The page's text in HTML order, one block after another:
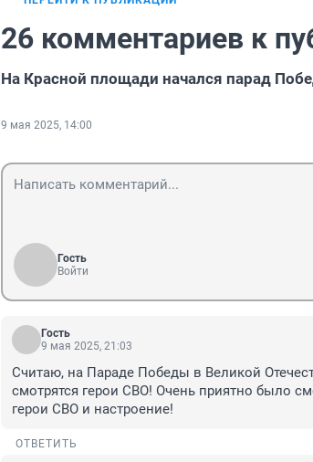
26 комментариев к
На Красной площади начался парад
9 мая 2025, 14:00
Гость
Войти
Гость
9 мая 2025, 21:03
Считаю, на Параде Победы в Великой
смотрятся герои СВО! Очень приятно было
герои СВО и настроение!
ОТВЕТИТЬ